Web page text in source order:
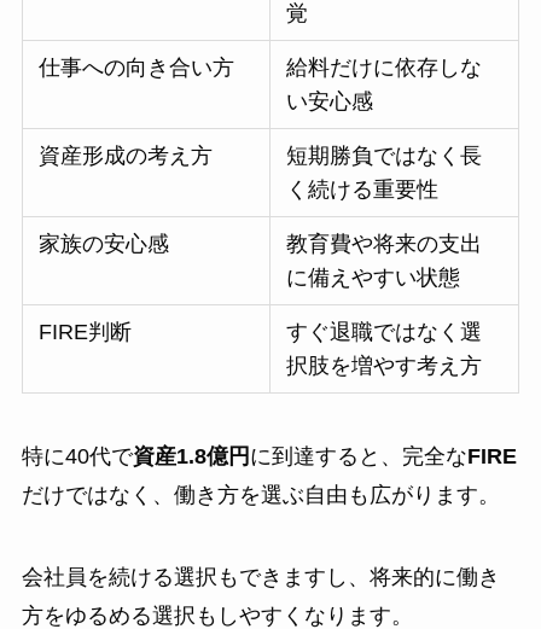
覚
仕事への向き合い方
給料だけに依存しな
い安心感
資産形成の考え方
短期勝負ではなく長
く続ける重要性
家族の安心感
教育費や将来の支出
に備えやすい状態
FIRE判断
すぐ退職ではなく選
択肢を増やす考え方
特に40代で資産1.8億円 に到達すると、完全なFIRE
だけではなく、働き方を選ぶ自由も広がります。
会社員を続ける選択もできますし、将来的に働き
方をゆるめる選択もしやすくなります。